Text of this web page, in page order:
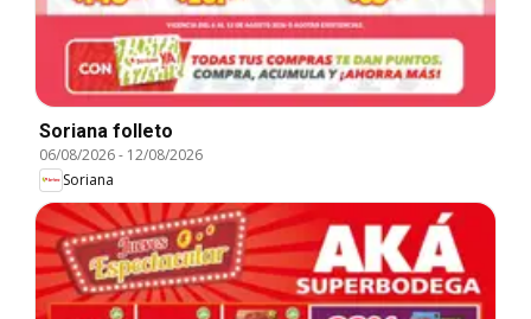
Soriana folleto
06/08/2026- 12/08/2026
Soriana